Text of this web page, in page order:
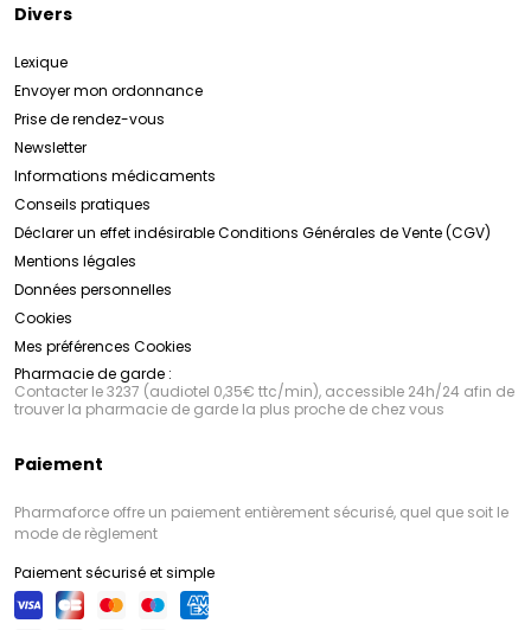
Divers
Lexique
Envoyer mon ordonnance
Prise de rendez-vous
Newsletter
Informations médicaments
Conseils pratiques
Déclarer un effet indésirableConditions Générales de Vente (CGV)
Mentions légales
Données personnelles
Cookies
Mes préférences Cookies
Pharmacie de garde :
Contacter le 3237 (audiotel 0,35€ ttc/min), accessible 24h/24 afin de
trouver la pharmacie de garde la plus proche de chez vous
Paiement
Pharmaforce offre un paiement entièrement sécurisé, quel que soit le
mode de règlement
Paiement sécurisé et simple